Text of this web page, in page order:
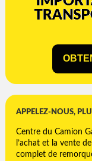
APPELEZ-NOUS,
Centre du Camion
l’achat et la vente
complet de